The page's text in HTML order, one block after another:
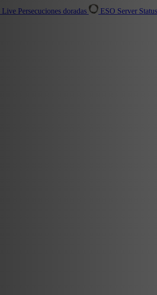
Live Persecuciones doradas ESO Server Status